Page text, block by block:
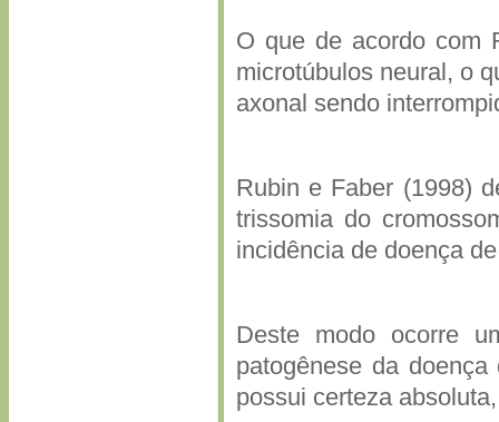
O que de acordo com
microtúbulos neural, o
axonal sendo
Rubin e Faber (1998)
trissomia do
incidência de doença
Deste modo ocorre
patogênese da
possui certeza